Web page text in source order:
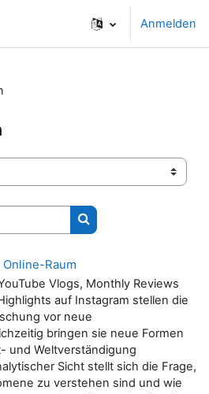
Anmelden
Kurse suchen
Raum
Vlogs, Monthly Reviews
auf Instagram stellen die
vor neue
bringen sie neue Formen
und Weltverständigung
Sicht stellt sich die Frage,
zu verstehen sind und wie